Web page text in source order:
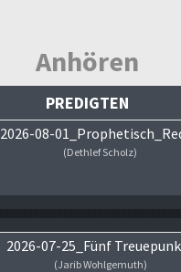
Anhören
PREDIGTEN
2026-08-
(Dethlef Scholz)
2026-07-25_Fünf
(Jarib Wohlgemuth)